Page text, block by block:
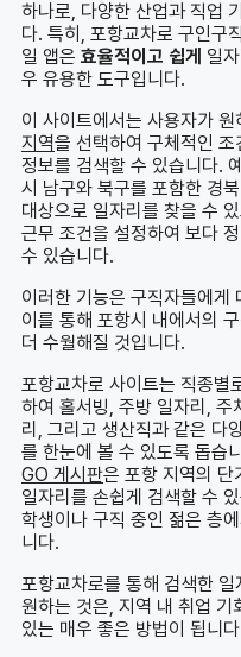
하나로, 다양한 산업과 직업
다. 특히, 포항교차로 구인구
일 앱은 효율적이고 쉽게 일
우 유용한 도구입니다.
이 사이트에서는 사용자가 원
지역을 선택하여 구체적인 조
정보를 검색할 수 있습니다.
시 남구와 북구를 포함한 경
대상으로 일자리를 찾을 수
근무 조건을 설정하여 보다
수 있습니다.
이러한 기능은 구직자들에게
이를 통해 포항시 내에서의
더 수월해질 것입니다.
포항교차로 사이트는 직종별
하여 홀서빙, 주방 일자리, 주
리, 그리고 생산직과 같은 다
를 한눈에 볼 수 있도록 돕습
GO 게시판은 포항 지역의 단
일자리를 손쉽게 검색할 수
학생이나 구직 중인 젊은 층
니다.
포항교차로를 통해 검색한 일
원하는 것은, 지역 내 취업 기
있는 매우 좋은 방법이 됩니